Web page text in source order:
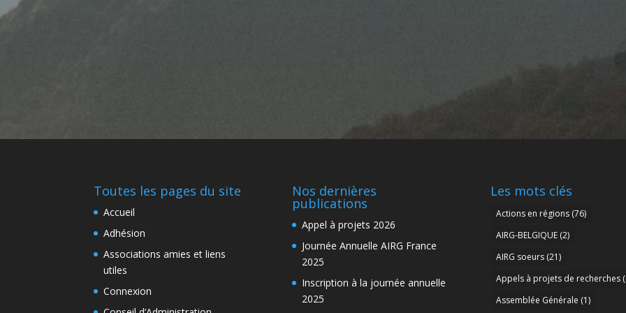
Toutes les pages du site
Accueil
Adhésion
Associations amies et liens
utiles
Connexion
Nos dernières
publications
Appel à projets 2026
Journée Annuelle AIRG France
2025
Inscription à la journée annuelle
2025
Les mots clés
Actions en régions(76)
AIRG-BELGIQUE(2)
AIRG soeurs(21)
Appels à projets de recherches
Assemblée Générale (1)